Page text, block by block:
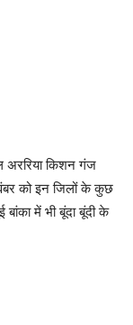
अररिया किशन गंज
को इन जिलों के कुछ
बांका में भी बूंदा बूंदी के